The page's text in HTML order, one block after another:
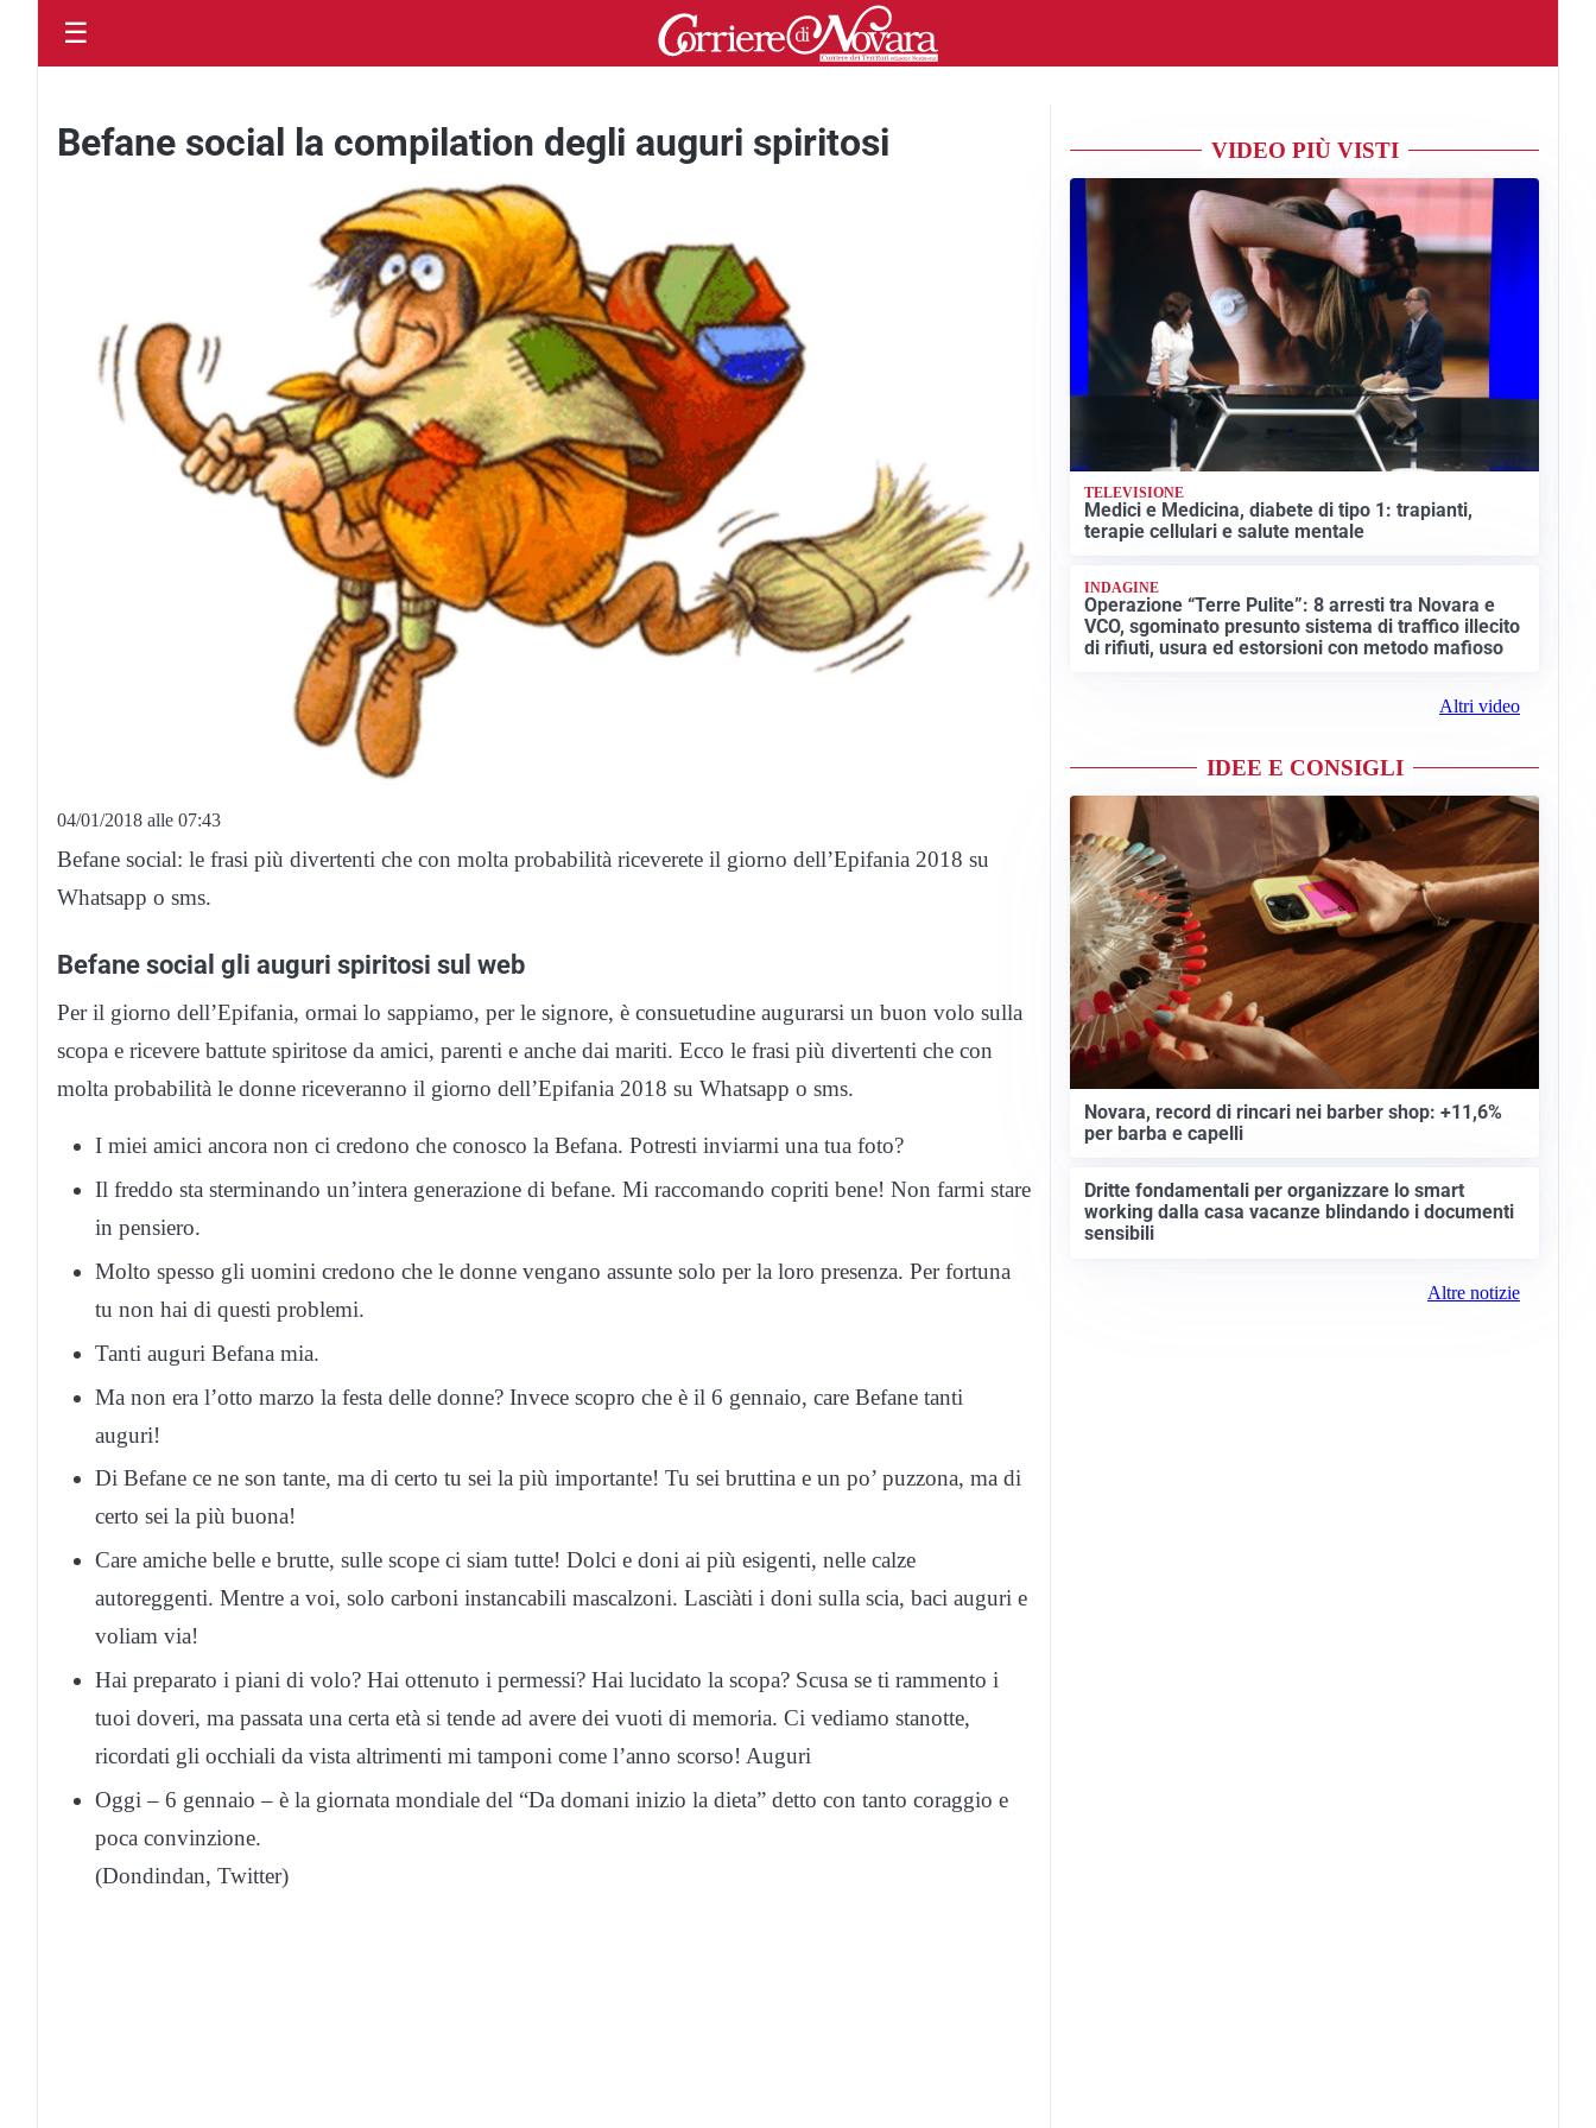
☰
Befane social la compilation degli auguri spiritosi
04/01/2018 alle 07:43
Befane social: le frasi più divertenti che con molta probabilità riceverete il giorno dell’Epifania 2018 su
Whatsapp o sms.
Befane social gli auguri spiritosi sul web
Per il giorno dell’Epifania, ormai lo sappiamo, per le signore, è consuetudine augurarsi un buon volo sulla
scopa e ricevere battute spiritose da amici, parenti e anche dai mariti. Ecco le frasi più divertenti che con
molta probabilità le donne riceveranno il giorno dell’Epifania 2018 su Whatsapp o sms.
I miei amici ancora non ci credono che conosco la Befana. Potresti inviarmi una tua foto?
Il freddo sta sterminando un’intera generazione di befane. Mi raccomando copriti bene! Non farmi stare
in pensiero.
Molto spesso gli uomini credono che le donne vengano assunte solo per la loro presenza. Per fortuna
tu non hai di questi problemi.
Tanti auguri Befana mia.
Ma non era l’otto marzo la festa delle donne? Invece scopro che è il 6 gennaio, care Befane tanti
auguri!
Di Befane ce ne son tante, ma di certo tu sei la più importante! Tu sei bruttina e un po’ puzzona, ma di
certo sei la più buona!
Care amiche belle e brutte, sulle scope ci siam tutte! Dolci e doni ai più esigenti, nelle calze
autoreggenti. Mentre a voi, solo carboni instancabili mascalzoni. Lasciàti i doni sulla scia, baci auguri e
voliam via!
Hai preparato i piani di volo? Hai ottenuto i permessi? Hai lucidato la scopa? Scusa se ti rammento i
tuoi doveri, ma passata una certa età si tende ad avere dei vuoti di memoria. Ci vediamo stanotte,
ricordati gli occhiali da vista altrimenti mi tamponi come l’anno scorso! Auguri
Oggi – 6 gennaio – è la giornata mondiale del “Da domani inizio la dieta” detto con tanto coraggio e
poca convinzione.
(Dondindan, Twitter)
VIDEO PIÙ VISTI
TELEVISIONE
Medici e Medicina, diabete di tipo 1: trapianti,
terapie cellulari e salute mentale
INDAGINE
Operazione “Terre Pulite”: 8 arresti tra Novara e
VCO, sgominato presunto sistema di traffico illecito
di rifiuti, usura ed estorsioni con metodo mafioso
Altri video
IDEE E CONSIGLI
Novara, record di rincari nei barber shop: +11,6%
per barba e capelli
Dritte fondamentali per organizzare lo smart
working dalla casa vacanze blindando i documenti
sensibili
Altre notizie